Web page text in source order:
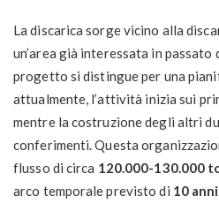
La discarica sorge vicino alla
un’area già interessata in
progetto si distingue per una
attualmente, l’attività inizia sui
mentre la costruzione degli altri
conferimenti. Questa
flusso di circa 120.000-130.000
arco temporale previsto di 10 anni